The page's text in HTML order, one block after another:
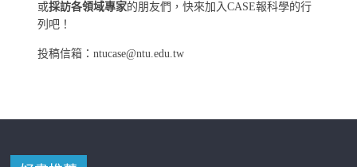
或採訪各領域專家的朋友們，快來加入CASE報科學的行
列吧！
投稿信箱：ntucase@ntu.edu.tw